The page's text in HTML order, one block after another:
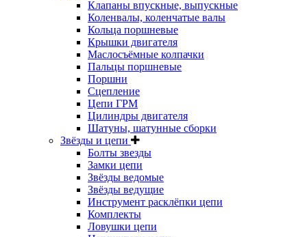
Клапаны впускные, выпускные
Коленвалы, коленчатые валы
Кольца поршневые
Крышки двигателя
Маслосъёмные колпачки
Пальцы поршневые
Поршни
Сцепление
Цепи ГРМ
Цилиндры двигателя
Шатуны, шатунные сборки
Звёзды и цепи
Болты звезды
Замки цепи
Звёзды ведомые
Звёзды ведущие
Инструмент расклёпки цепи
Комплекты
Ловушки цепи